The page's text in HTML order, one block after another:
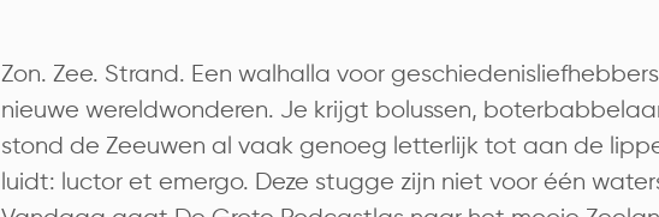
Zon. Zee. Strand. Een walhalla voor
nieuwe wereldwonderen. Je krijgt bolussen,
stond de Zeeuwen al vaak genoeg letterlijk tot aan de
luidt: luctor et emergo. Deze stugge zijn niet voor één